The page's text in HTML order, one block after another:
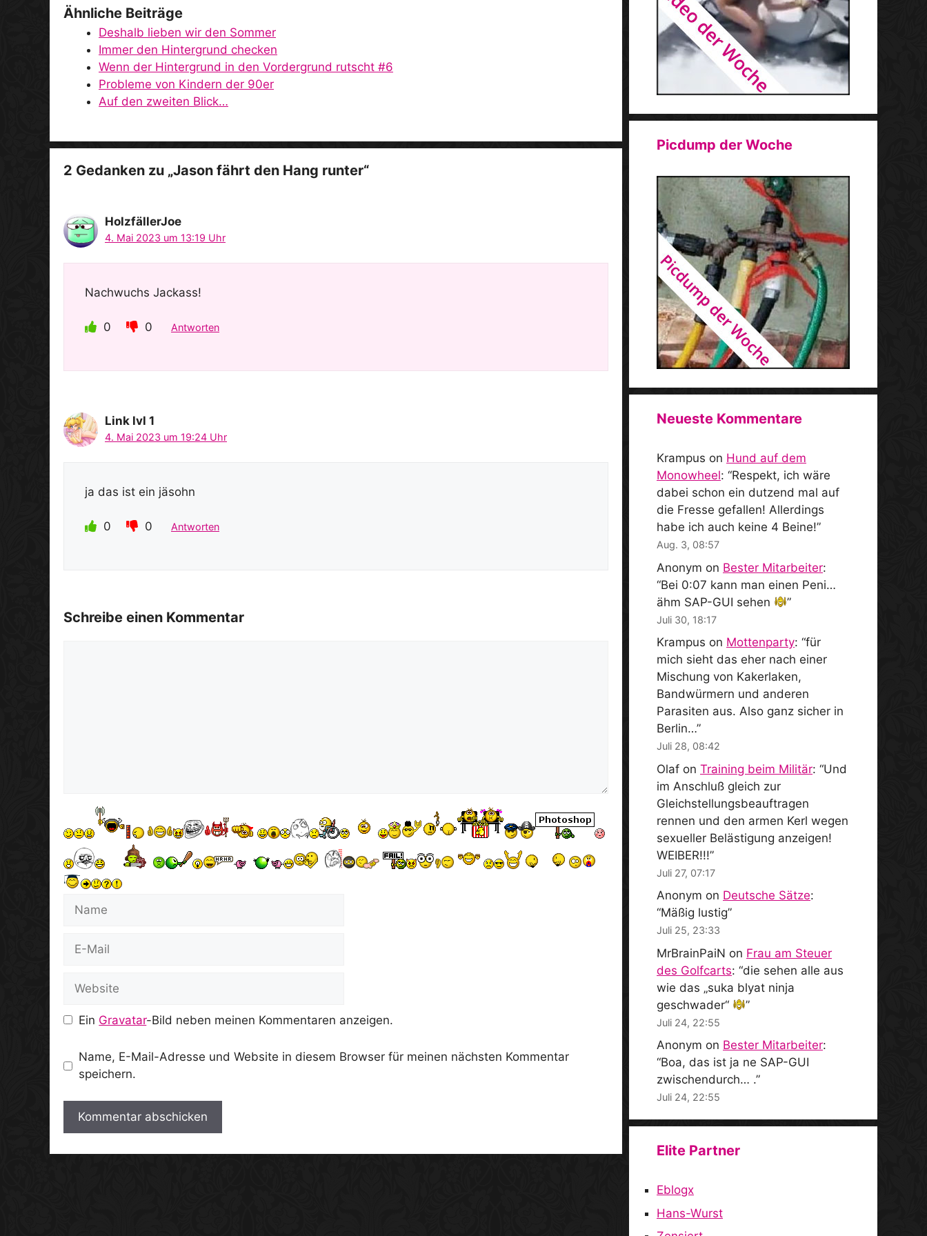
d
o
Ähnliche Beiträge
Deshalb lieben wir den Sommer
Immer den Hintergrund checken
Wenn der Hintergrund in den Vordergrund rutscht #6
Probleme von Kindern der 90er
Auf den zweiten Blick…
2 Gedanken zu „Jason fährt den Hang runter“
HolzfällerJoe
4. Mai 2023 um 13:19 Uhr
Nachwuchs Jackass!
0 0 Antworten
Link lvl 1
4. Mai 2023 um 19:24 Uhr
ja das ist ein jäsohn
0 0 Antworten
Schreibe einen Kommentar
Mail
Ein Gravatar-Bild neben meinen Kommentaren anzeigen.
Name, E-Mail-Adresse und Website in diesem Browser für meinen nächsten Kommentar
speichern.
Picdump der Woche
Neueste Kommentare
Krampus on Hund auf dem
Monowheel: “Respekt, ich wäre
dabei schon ein dutzend mal auf
die Fresse gefallen! Allerdings
habe ich auch keine 4 Beine!”
Aug. 3, 08:57
Anonym on Bester Mitarbeiter:
“Bei 0:07 kann man einen Peni…
ähm SAP-GUI sehen
”
Juli 30, 18:17
Krampus on Mottenparty: “für
mich sieht das eher nach einer
Mischung von Kakerlaken,
Bandwürmern und anderen
Parasiten aus. Also ganz sicher in
Berlin…”
Juli 28, 08:42
Olaf on Training beim Militär: “Und
im Anschluß gleich zur
Gleichstellungsbeauftragen
rennen und den armen Kerl wegen
sexueller Belästigung anzeigen!
WEIBER!!!”
Juli 27, 07:17
Anonym on Deutsche Sätze:
“Mäßig lustig”
Juli 25, 23:33
MrBrainPaiN on Frau am Steuer
des Golfcarts: “die sehen alle aus
wie das „suka blyat ninja
geschwader“
”
Juli 24, 22:55
Anonym on Bester Mitarbeiter:
“Boa, das ist ja ne SAP-GUI
zwischendurch… .”
Juli 24, 22:55
Elite Partner
Eblogx
Hans-Wurst